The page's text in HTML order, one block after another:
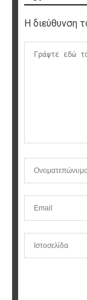
Η διεύθυνση